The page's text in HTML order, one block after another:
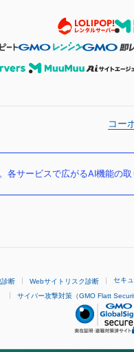
コー
サービスで広がるAI機能の取
診断 Webサイトリスク診断 セキ
サイバー攻撃対策（GMO Flatt